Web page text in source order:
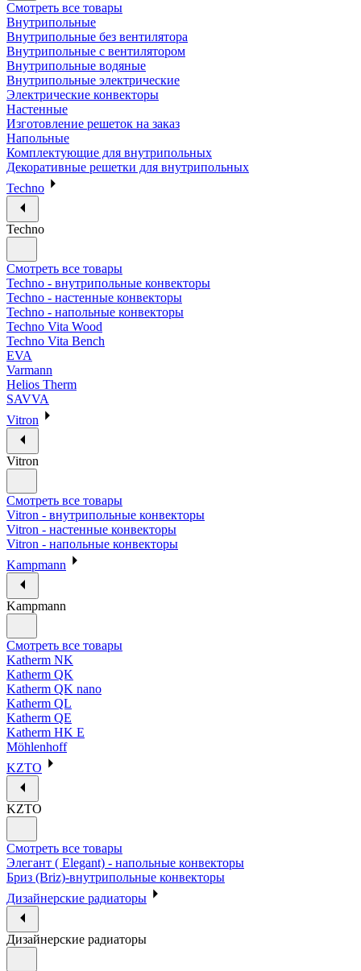
Смотреть все товары
Внутрипольные
Внутрипольные без вентилятора
Внутрипольные с вентилятором
Внутрипольные водяные
Внутрипольные электрические
Электрические конвекторы
Настенные
Изготовление решеток на заказ
Напольные
Комплектующие для внутрипольных
Декоративные решетки для внутрипольных
Techno
Techno
Смотреть все товары
Techno - внутрипольные конвекторы
Techno - настенные конвекторы
Techno - напольные конвекторы
Techno Vita Wood
Techno Vita Bench
EVA
Varmann
Helios Therm
SAVVA
Vitron
Vitron
Смотреть все товары
Vitron - внутрипольные конвекторы
Vitron - настенные конвекторы
Vitron - напольные конвекторы
Kampmann
Kampmann
Смотреть все товары
Katherm NK
Katherm QK
Katherm QK nano
Katherm QL
Katherm QE
Katherm HK E
Möhlenhoff
KZTO
KZTO
Смотреть все товары
Элегант ( Elegant) - напольные конвекторы
Бриз (Briz)-внутрипольные конвекторы
Дизайнерские радиаторы
Дизайнерские радиаторы